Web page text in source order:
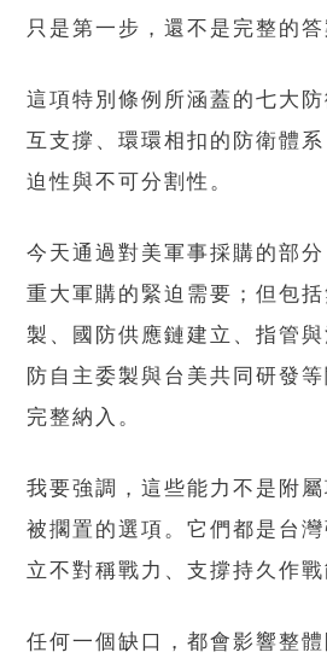
只是第一步，還不是完整的答
這項特別條例所涵蓋的七大
互支撐、環環相扣的防衛體
迫性與不可分割性。
今天通過對美軍事採購的部
重大軍購的緊迫需要；但包
製、國防供應鏈建立、指管
防自主委製與台美共同研發
完整納入。
我要強調，這些能力不是附
被擱置的選項。它們都是台
立不對稱戰力、支撐持久作戰
任何一個缺口，都會影響整